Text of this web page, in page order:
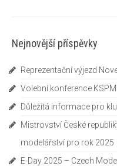
Nejnovější příspěvky
Reprezentační výjezd
Volební konference
Důležitá informace pro
Mistrovství České
modelářství pro rok 2025
E-Day 2025 – Czech